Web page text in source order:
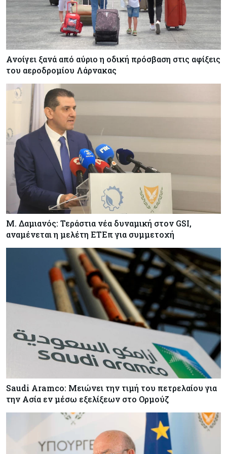
– Στο 35,4% το παγκόσμιο μερίδιό της
Ανοίγει ξανά από αύριο η οδική πρόσβαση στις αφίξεις
του αεροδρομίου Λάρνακας
Μ. Δαμιανός: Τεράστια νέα δυναμική στον GSI,
αναμένεται η μελέτη ΕΤΕπ για συμμετοχή
Saudi Aramco: Μειώνει την τιμή του πετρελαίου για
την Ασία εν μέσω εξελίξεων στο Ορμούζ